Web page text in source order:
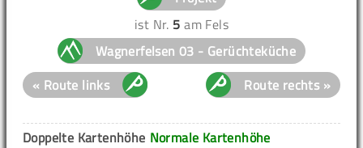
ist Nr. 5 am Fels
Wagnerfelsen 03 - Gerüchteküche
« Route links
Route rechts »
Normale Kartenhöhe
Doppelte Kartenhöhe